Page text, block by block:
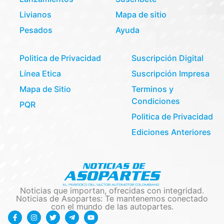
Livianos
Pesados
Mapa de sitio
Ayuda
Politica de Privacidad
Línea Etica
Mapa de Sitio
PQR
Suscripción Digital
Suscripción Impresa
Terminos y
Condiciones
Politica de Privacidad
Ediciones Anteriores
Noticias que importan, ofrecidas con integridad.
Noticias de Asopartes: Te mantenemos conectado
con el mundo de las autopartes.